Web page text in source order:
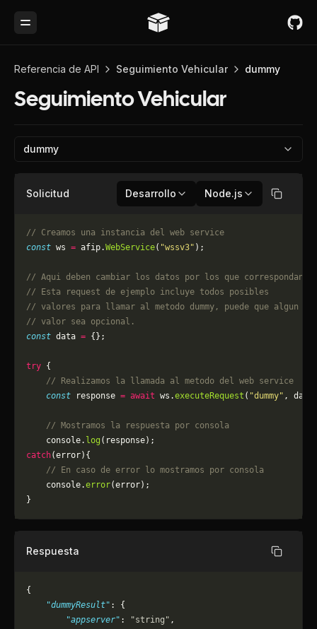
Toggle Menu
Referencia de API Seguimiento Vehicular dummy
Seguimiento Vehicular
dummy
Solicitud Desarrollo Node.js Copiar
// Creamos una instancia del web service
const ws = afip.WebService( "wssv3" );
// Aqui deben cambiar los datos por los que correspondan.
// Esta request de ejemplo incluye todos posibles
// valores para llamar al metodo dummy, puede que algun
// valor sea opcional.
const data = {};
try {
    // Realizamos la llamada al metodo del web service
    const
response = await ws.executeRequest ( "dummy" ,
    // Mostramos la respuesta por consola
    console.
log (response);
catch(error){
    // En caso de error lo mostramos por consola
	console.
error(error);
}
Respuesta Copiar
{
    "dummyResult"
: {
        "appserver"
: "string" ,